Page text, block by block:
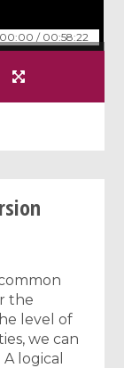
/ 00:58:22
the
level of
we can
logical